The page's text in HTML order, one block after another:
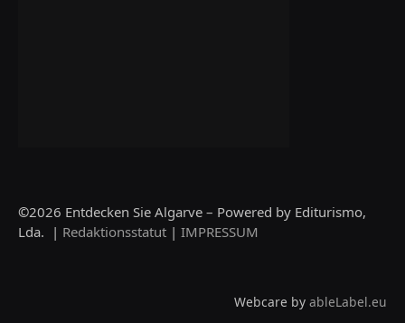
©2026 Entdecken Sie Algarve – Powered by Editurismo,
Lda. | Redaktionsstatut | IMPRESSUM
Webcare by ableLabel.eu